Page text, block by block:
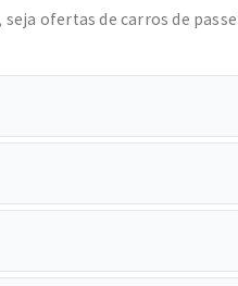
seja ofertas de carros de